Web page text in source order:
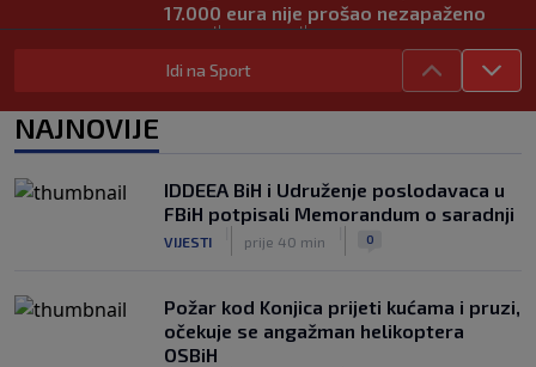
17.000 eura nije prošao nezapaženo
| |
Novi detalji slučaja Dončić: Slovenski
Mario Hezonja se oprostio od Reala:
"Odlazim iz svog doma, ali vas nikada
neću zaboraviti"
Idi na Sport
NAJNOVIJE
IDDEEA BiH i Udruženje poslodavaca u
FBiH potpisali Memorandum o saradnji
VIJESTI prije 40 min 0
Požar kod Konjica prijeti kućama i pruzi,
očekuje se angažman helikoptera
OSBiH